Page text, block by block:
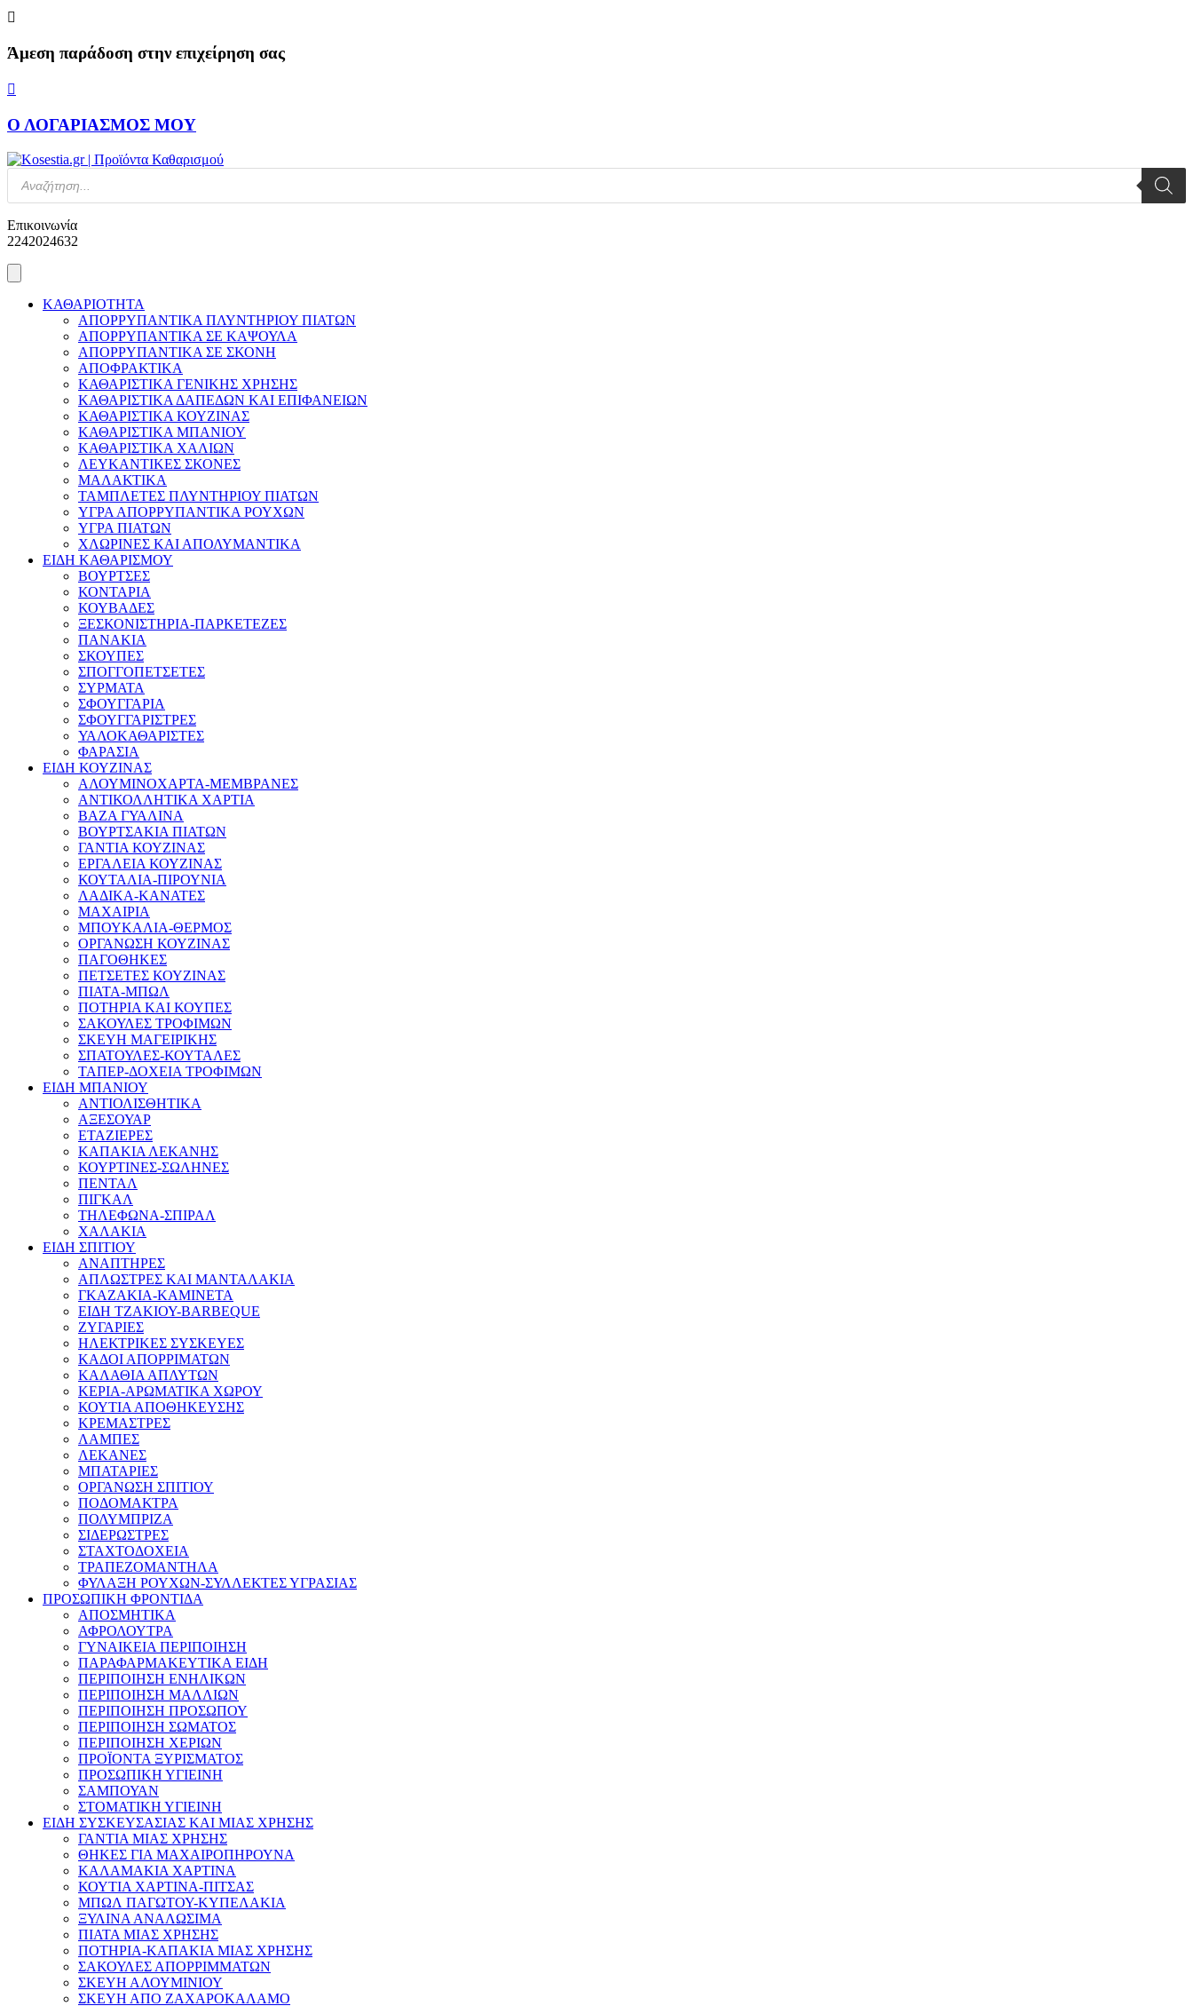
Skip
content
Άμεση παράδοση στην επιχείρηση σας
Ο ΛΟΓΑΡΙΑΣΜΟΣ ΜΟΥ
Products
search
Επικοινωνία
2242024632
ΚΑΘΑΡΙΟΤΗΤΑ
ΑΠΟΡΡΥΠΑΝΤΙΚΑ ΠΛΥΝΤΗΡΙΟΥ ΠΙΑΤΩΝ
ΑΠΟΡΡΥΠΑΝΤΙΚΑ ΣΕ ΚΑΨΟΥΛΑ
ΑΠΟΡΡΥΠΑΝΤΙΚΑ ΣΕ ΣΚΟΝΗ
ΑΠΟΦΡΑΚΤΙΚΑ
ΚΑΘΑΡΙΣΤΙΚΑ ΓΕΝΙΚΗΣ ΧΡΗΣΗΣ
ΚΑΘΑΡΙΣΤΙΚΑ ΔΑΠΕΔΩΝ ΚΑΙ ΕΠΙΦΑΝΕΙΩΝ
ΚΑΘΑΡΙΣΤΙΚΑ ΚΟΥΖΙΝΑΣ
ΚΑΘΑΡΙΣΤΙΚΑ ΜΠΑΝΙΟΥ
ΚΑΘΑΡΙΣΤΙΚΑ ΧΑΛΙΩΝ
ΛΕΥΚΑΝΤΙΚΕΣ ΣΚΟΝΕΣ
ΜΑΛΑΚΤΙΚΑ
ΤΑΜΠΛΕΤΕΣ ΠΛΥΝΤΗΡΙΟΥ ΠΙΑΤΩΝ
ΥΓΡΑ ΑΠΟΡΡΥΠΑΝΤΙΚΑ ΡΟΥΧΩΝ
ΥΓΡΑ ΠΙΑΤΩΝ
ΧΛΩΡΙΝΕΣ ΚΑΙ ΑΠΟΛΥΜΑΝΤΙΚΑ
ΕΙΔΗ ΚΑΘΑΡΙΣΜΟΥ
ΒΟΥΡΤΣΕΣ
ΚΟΝΤΑΡΙΑ
ΚΟΥΒΑΔΕΣ
ΞΕΣΚΟΝΙΣΤΗΡΙΑ-ΠΑΡΚΕΤΕΖΕΣ
ΠΑΝΑΚΙΑ
ΣΚΟΥΠΕΣ
ΣΠΟΓΓΟΠΕΤΣΕΤΕΣ
ΣΥΡΜΑΤΑ
ΣΦΟΥΓΓΑΡΙΑ
ΣΦΟΥΓΓΑΡΙΣΤΡΕΣ
ΥΑΛΟΚΑΘΑΡΙΣΤΕΣ
ΦΑΡΑΣΙΑ
ΕΙΔΗ ΚΟΥΖΙΝΑΣ
ΑΛΟΥΜΙΝΟΧΑΡΤΑ-ΜΕΜΒΡΑΝΕΣ
ΑΝΤΙΚΟΛΛΗΤΙΚΑ ΧΑΡΤΙΑ
ΒΑΖΑ ΓΥΑΛΙΝΑ
ΒΟΥΡΤΣΑΚΙΑ ΠΙΑΤΩΝ
ΓΑΝΤΙΑ ΚΟΥΖΙΝΑΣ
ΕΡΓΑΛΕΙΑ ΚΟΥΖΙΝΑΣ
ΚΟΥΤΑΛΙΑ-ΠΙΡΟΥΝΙΑ
ΛΑΔΙΚΑ-ΚΑΝΑΤΕΣ
ΜΑΧΑΙΡΙΑ
ΜΠΟΥΚΑΛΙΑ-ΘΕΡΜΟΣ
ΟΡΓΑΝΩΣΗ ΚΟΥΖΙΝΑΣ
ΠΑΓΟΘΗΚΕΣ
ΠΕΤΣΕΤΕΣ ΚΟΥΖΙΝΑΣ
ΠΙΑΤΑ-ΜΠΩΛ
ΠΟΤΗΡΙΑ ΚΑΙ ΚΟΥΠΕΣ
ΣΑΚΟΥΛΕΣ ΤΡΟΦΙΜΩΝ
ΣΚΕΥΗ ΜΑΓΕΙΡΙΚΗΣ
ΣΠΑΤΟΥΛΕΣ-ΚΟΥΤΑΛΕΣ
ΤΑΠΕΡ-ΔΟΧΕΙΑ ΤΡΟΦΙΜΩΝ
ΕΙΔΗ ΜΠΑΝΙΟΥ
ΑΝΤΙΟΛΙΣΘΗΤΙΚΑ
ΑΞΕΣΟΥΑΡ
ΕΤΑΖΙΕΡΕΣ
ΚΑΠΑΚΙΑ ΛΕΚΑΝΗΣ
ΚΟΥΡΤΙΝΕΣ-ΣΩΛΗΝΕΣ
ΠΕΝΤΑΛ
ΠΙΓΚΑΛ
ΤΗΛΕΦΩΝΑ-ΣΠΙΡΑΛ
ΧΑΛΑΚΙΑ
ΕΙΔΗ ΣΠΙΤΙΟΥ
ΑΝΑΠΤΗΡΕΣ
ΑΠΛΩΣΤΡΕΣ ΚΑΙ ΜΑΝΤΑΛΑΚΙΑ
ΓΚΑΖΑΚΙΑ-ΚΑΜΙΝΕΤΑ
ΕΙΔΗ ΤΖΑΚΙΟΥ-BARBEQUE
ΖΥΓΑΡΙΕΣ
ΗΛΕΚΤΡΙΚΕΣ ΣΥΣΚΕΥΕΣ
ΚΑΔΟΙ ΑΠΟΡΡΙΜΑΤΩΝ
ΚΑΛΑΘΙΑ ΑΠΛΥΤΩΝ
ΚΕΡΙΑ-ΑΡΩΜΑΤΙΚΑ ΧΩΡΟΥ
ΚΟΥΤΙΑ ΑΠΟΘΗΚΕΥΣΗΣ
ΚΡΕΜΑΣΤΡΕΣ
ΛΑΜΠΕΣ
ΛΕΚΑΝΕΣ
ΜΠΑΤΑΡΙΕΣ
ΟΡΓΑΝΩΣΗ ΣΠΙΤΙΟΥ
ΠΟΔΟΜΑΚΤΡΑ
ΠΟΛΥΜΠΡΙΖΑ
ΣΙΔΕΡΩΣΤΡΕΣ
ΣΤΑΧΤΟΔΟΧΕΙΑ
ΤΡΑΠΕΖΟΜΑΝΤΗΛΑ
ΦΥΛΑΞΗ ΡΟΥΧΩΝ-ΣΥΛΛΕΚΤΕΣ ΥΓΡΑΣΙΑΣ
ΠΡΟΣΩΠΙΚΗ ΦΡΟΝΤΙΔΑ
ΑΠΟΣΜΗΤΙΚΑ
ΑΦΡΟΛΟΥΤΡΑ
ΓΥΝΑΙΚΕΙΑ ΠΕΡΙΠΟΙΗΣΗ
ΠΑΡΑΦΑΡΜΑΚΕΥΤΙΚΑ ΕΙΔΗ
ΠΕΡΙΠΟΙΗΣΗ ΕΝΗΛΙΚΩΝ
ΠΕΡΙΠΟΙΗΣΗ ΜΑΛΛΙΩΝ
ΠΕΡΙΠΟΙΗΣΗ ΠΡΟΣΩΠΟΥ
ΠΕΡΙΠΟΙΗΣΗ ΣΩΜΑΤΟΣ
ΠΕΡΙΠΟΙΗΣΗ ΧΕΡΙΩΝ
ΠΡΟΪΟΝΤΑ ΞΥΡΙΣΜΑΤΟΣ
ΠΡΟΣΩΠΙΚΗ ΥΓΙΕΙΝΗ
ΣΑΜΠΟΥΑΝ
ΣΤΟΜΑΤΙΚΗ ΥΓΙΕΙΝΗ
ΕΙΔΗ ΣΥΣΚΕΥΣΑΣΙΑΣ ΚΑΙ ΜΙΑΣ ΧΡΗΣΗΣ
ΓΑΝΤΙΑ ΜΙΑΣ ΧΡΗΣΗΣ
ΘΗΚΕΣ ΓΙΑ ΜΑΧΑΙΡΟΠΗΡΟΥΝΑ
ΚΑΛΑΜΑΚΙΑ ΧΑΡΤΙΝΑ
ΚΟΥΤΙΑ ΧΑΡΤΙΝΑ-ΠΙΤΣΑΣ
ΜΠΩΛ ΠΑΓΩΤΟΥ-ΚΥΠΕΛΑΚΙΑ
ΞΥΛΙΝΑ ΑΝΑΛΩΣΙΜΑ
ΠΙΑΤΑ ΜΙΑΣ ΧΡΗΣΗΣ
ΠΟΤΗΡΙΑ-ΚΑΠΑΚΙΑ ΜΙΑΣ ΧΡΗΣΗΣ
ΣΑΚΟΥΛΕΣ ΑΠΟΡΡΙΜΜΑΤΩΝ
ΣΚΕΥΗ ΑΛΟΥΜΙΝΙΟΥ
ΣΚΕΥΗ ΑΠΟ ΖΑΧΑΡΟΚΑΛΑΜΟ